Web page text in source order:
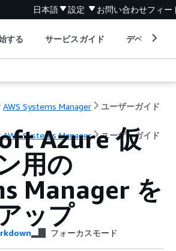
日本語 設定 お問い合わせフィー
する サービスガイド デベロッパ
AWS Systems Manager ユーザーガイド
AWS Systems Manager ユーザーガイド
Azure 仮
用の
Manager を
ップ
フォーカスモード